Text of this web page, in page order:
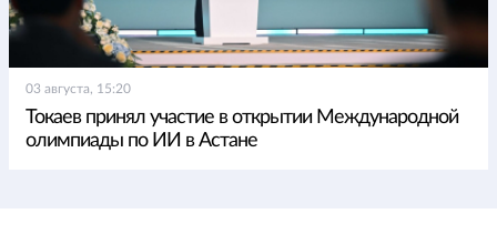
03 августа, 15:20
Токаев принял участие в открытии Международной
олимпиады по ИИ в Астане